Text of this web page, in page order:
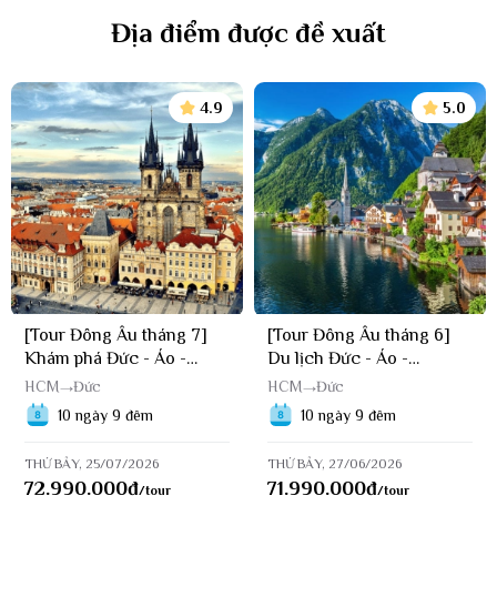
ra an toàn và suôn sẻ.
Hướng dẫn viên am hiểu về lịch sử và văn hóa của nước Bỉ.
khuyến mãi giảm giá cho khách hàng.
Nhanh tay gọi ngay vào Hotline 0937 03 3838 để được
LVT Group hỗ trợ tư vấn và đăng ký Tour du lịch Bỉ
trọn gói với giá siêu ưu đãi ngay hôm nay nhé!
Địa điểm được đề xuất
4.9
[Tour Đông Âu tháng 7]
Khám phá Đức - Áo -
Hungary - Slovakia - Séc
(25/07/2026)
HCM
Đức
10 ngày 9 đêm
THỨ BẢY, 25/07/2026
72.990.000đ/tour
5.0
[Tour Đông Âu tháng 6]
Du lịch Đức - Áo -
Hungary - Slovakia - Séc
(27/06/2026)
HCM
Đức
10 ngày 9 đêm
THỨ BẢY, 27/06/2026
71.990.000đ/tour